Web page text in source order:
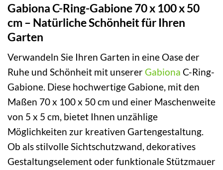
Gabiona C-Ring-Gabione 70 x 100 x 50
cm – Natürliche Schönheit für Ihren
Garten
Verwandeln Sie Ihren Garten in eine Oase der
Ruhe und Schönheit mit unsererGabiona C-Ring-
Gabione. Diese hochwertige Gabione, mit den
Maßen 70 x 100 x 50 cm und einer Maschenweite
von 5 x 5 cm, bietet Ihnen unzählige
Möglichkeiten zur kreativen Gartengestaltung.
Ob als stilvolle Sichtschutzwand, dekoratives
Gestaltungselement oder funktionale Stützmauer